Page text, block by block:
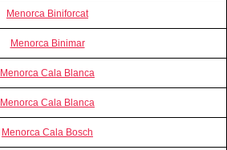
Menorca Biniforcat
Menorca Binimar
Menorca Cala Blanca
Menorca Cala Blanca
Menorca Cala Bosch